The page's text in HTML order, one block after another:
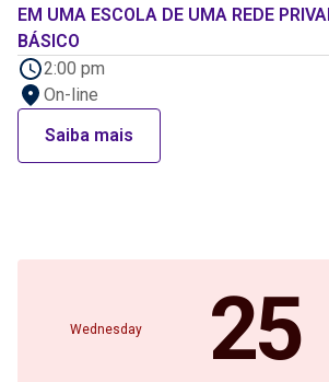
EM UMA ESCOLA DE UMA REDE
BÁSICO
2:00 pm
On-line
Saiba mais
Wednesday 25